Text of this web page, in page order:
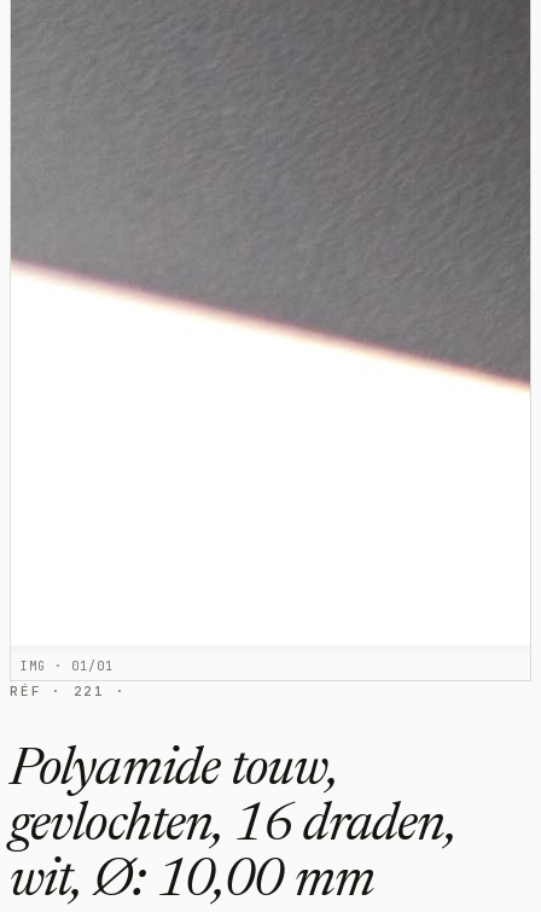
IMG · 01/01
RÉF · 221 ·
Polyamide touw,
gevlochten, 16 draden,
wit, Ø: 10,00 mm